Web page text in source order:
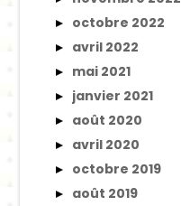
octobre 2022
avril 2022
mai 2021
janvier 2021
août 2020
avril 2020
octobre 2019
août 2019